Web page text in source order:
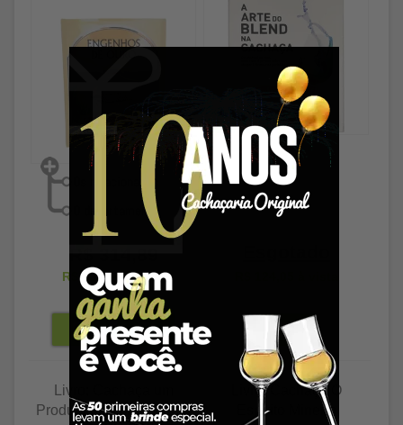
R$ 305,44à vista
Livro: Cachaça um
Produto do Agronegócio
Livro: Cachaça O
Espírito Mineiro